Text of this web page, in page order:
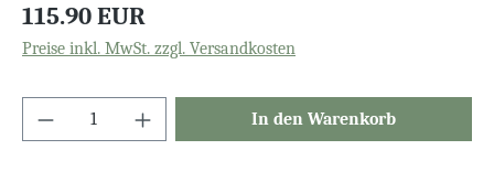
115.90 EUR
Preise inkl. MwSt. zzgl. Versandkosten
In den Warenkorb